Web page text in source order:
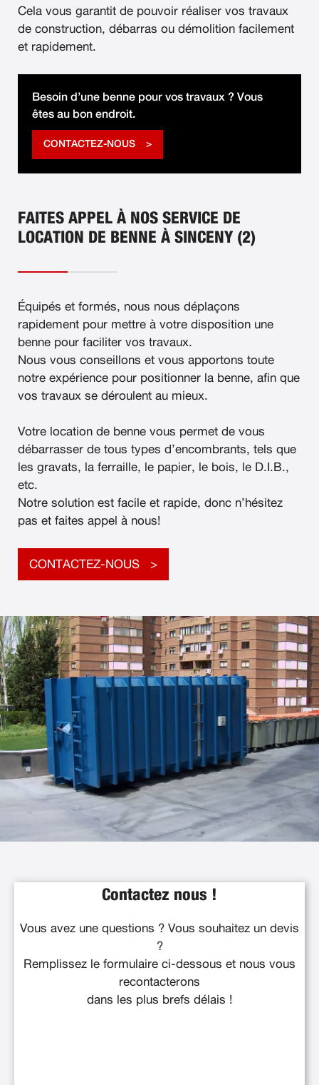
Cela vous garantit de pouvoir réaliser vos travaux
de construction, débarras ou démolition facilement
et rapidement.
Besoin d’une benne pour vos travaux ? Vous
êtes au bon endroit.
CONTACTEZ-NOUS
FAITES APPEL À NOS SERVICE DE
LOCATION DE BENNE À SINCENY (2)
Équipés et formés, nous nous déplaçons
rapidement pour mettre à votre disposition une
benne pour faciliter vos travaux.
Nous vous conseillons et vous apportons toute
notre expérience pour positionner la benne, afin que
vos travaux se déroulent au mieux.
Votre location de benne vous permet de vous
débarrasser de tous types d’encombrants, tels que
les gravats, la ferraille, le papier, le bois, le D.I.B.,
etc.
Notre solution est facile et rapide, donc n’hésitez
pas et faites appel à nous!
CONTACTEZ-NOUS
Contactez nous !
Vous avez une questions ? Vous souhaitez un devis
?
Remplissez le formulaire ci-dessous et nous vous
recontacterons
dans les plus brefs délais !